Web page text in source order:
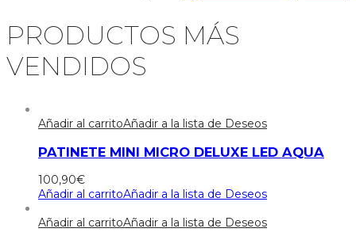
PRODUCTOS MÁS
VENDIDOS
Añadir al carritoAñadir a la lista de Deseos
PATINETE MINI MICRO DELUXE LED AQUA
100,90€
Añadir al carritoAñadir a la lista de Deseos
Añadir al carritoAñadir a la lista de Deseos